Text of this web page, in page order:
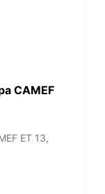
CAMEF
ET 13,